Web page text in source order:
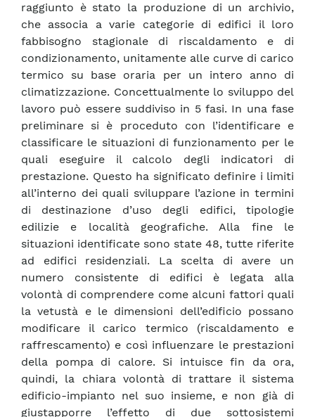
raggiunto è stato la produzione di un archivio,
che associa a varie categorie di edifici il loro
fabbisogno stagionale di riscaldamento e di
condizionamento, unitamente alle curve di carico
termico su base oraria per un intero anno di
climatizzazione. Concettualmente lo sviluppo del
lavoro può essere suddiviso in 5 fasi. In una fase
preliminare si è proceduto con l’identificare e
classificare le situazioni di funzionamento per le
quali eseguire il calcolo degli indicatori di
prestazione. Questo ha significato definire i limiti
all’interno dei quali sviluppare l’azione in termini
di destinazione d’uso degli edifici, tipologie
edilizie e località geografiche. Alla fine le
situazioni identificate sono state 48, tutte riferite
ad edifici residenziali. La scelta di avere un
numero consistente di edifici è legata alla
volontà di comprendere come alcuni fattori quali
la vetustà e le dimensioni dell’edificio possano
modificare il carico termico (riscaldamento e
raffrescamento) e così influenzare le prestazioni
della pompa di calore. Si intuisce fin da ora,
quindi, la chiara volontà di trattare il sistema
edificio-impianto nel suo insieme, e non già di
giustapporre l’effetto di due sottosistemi